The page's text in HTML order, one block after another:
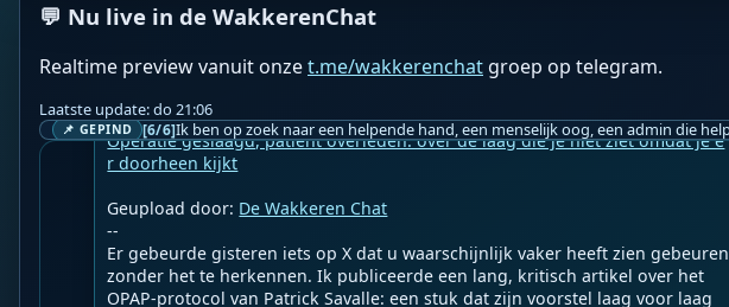
💬 Nu live in de WakkerenChat
Realtime preview vanuit onzet.me/wakkerenchat groep op telegram.
Laatste update: do 21:06
📌 GEPIND [6/6]
WF Wakkere Fabels BOT
💊Mind Stretcher uit Red Pill Bron💊
Operatie geslaagd, patiënt overleden: over de laag die je niet ziet omdat je e
r doorheen kijkt
Geupload door: De Wakkeren Chat
--
Er gebeurde gisteren iets op X dat u waarschijnlijk vaker heeft zien gebeuren
zonder het te herkennen. Ik publiceerde een lang, kritisch artikel over het
OPAP-protocol van Patrick Savalle: een stuk dat zijn voorstel laag voor laag